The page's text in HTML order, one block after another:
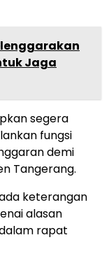
Jaga
segera
fungsi
demi
Tangerang.
keterangan
alasan
rapat